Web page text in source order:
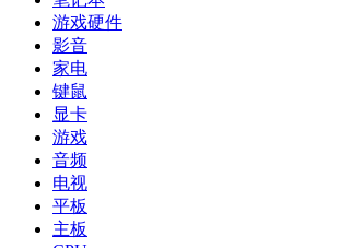
游戏硬件
影音
家电
键鼠
显卡
游戏
音频
电视
平板
主板